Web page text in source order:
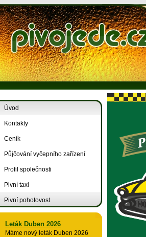
Úvod
Kontakty
Ceník
Půjčování vyčepního zařízení
Profil společnosti
Pivní taxi
Pivní pohotovost
Leták Duben 2026
Máme nový leták Duben 2026